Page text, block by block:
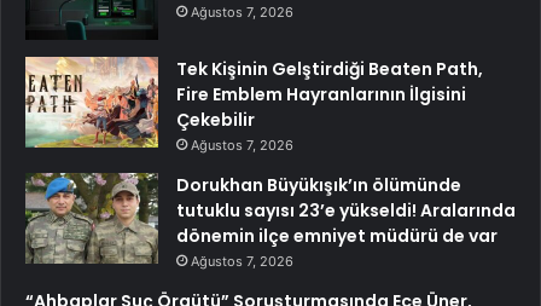
Ağustos 7, 2026
Tek Kişinin Gelştirdiği Beaten Path,
Fire Emblem Hayranlarının İlgisini
Çekebilir
Ağustos 7, 2026
Dorukhan Büyükışık’ın ölümünde
tutuklu sayısı 23’e yükseldi! Aralarında
dönemin ilçe emniyet müdürü de var
Ağustos 7, 2026
“Ahbaplar Suç Örgütü” Soruşturmasında Ece Üner,